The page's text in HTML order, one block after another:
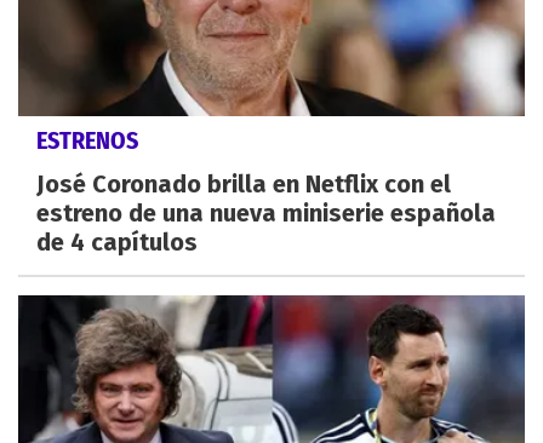
ESTRENOS
José Coronado brilla en Netflix con el
estreno de una nueva miniserie española
de 4 capítulos